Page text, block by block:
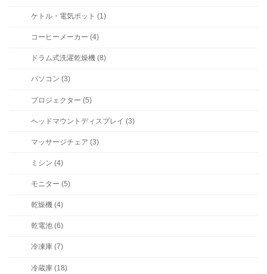
ケトル・電気ポット (1)
コーヒーメーカー (4)
ドラム式洗濯乾燥機 (8)
パソコン (3)
プロジェクター (5)
ヘッドマウントディスプレイ (3)
マッサージチェア (3)
ミシン (4)
モニター (5)
乾燥機 (4)
乾電池 (6)
冷凍庫 (7)
冷蔵庫 (18)